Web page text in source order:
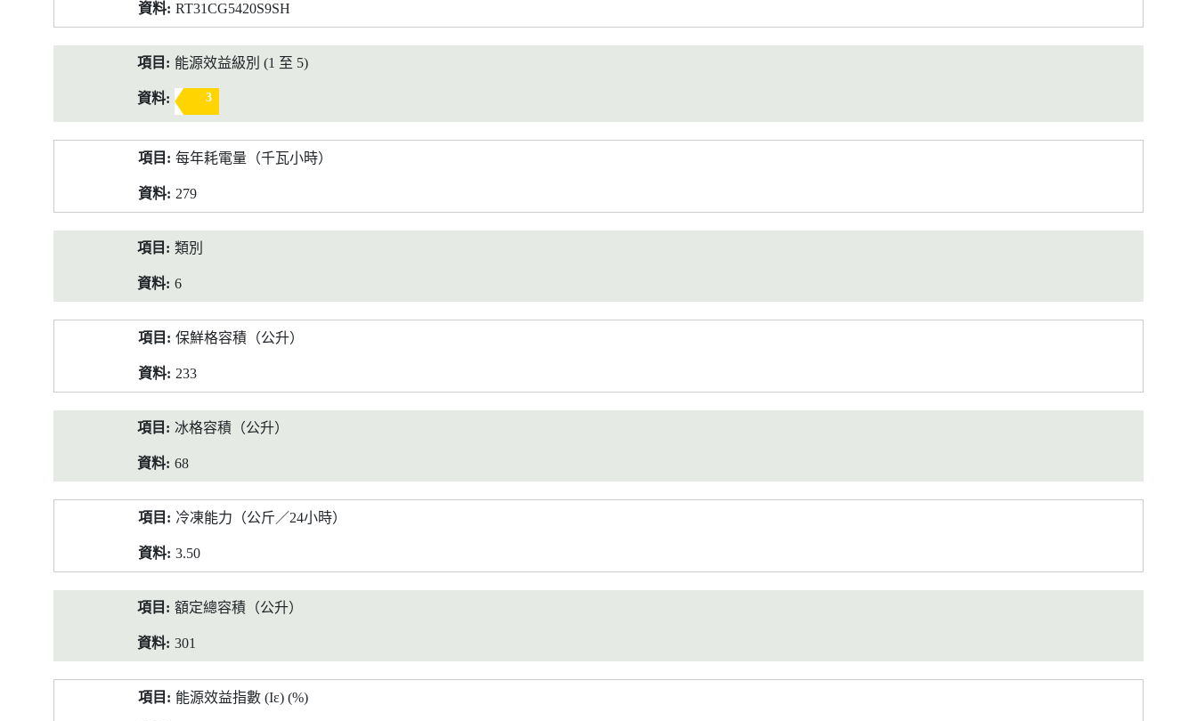
RT31CG5420S9SH
能源效益級別 (1 至 5)
3
每年耗電量（千瓦小時）
279
類別
6
保鮮格容積（公升）
233
冰格容積（公升）
68
冷凍能力（公斤／24小時）
3.50
額定總容積（公升）
301
能源效益指數 (Iε) (%)